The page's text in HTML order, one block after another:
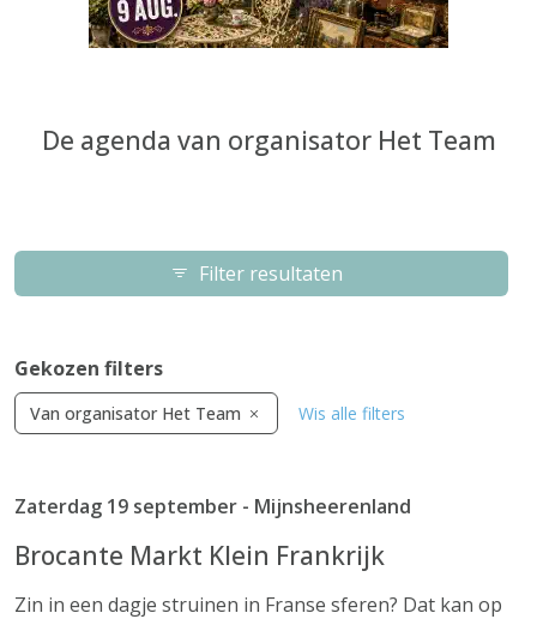
De agenda van organisator Het Team
Filter resultaten
Gekozen filters
Van organisator Het Team Wis alle filters
Zaterdag 19 september - Mijnsheerenland
Brocante Markt Klein Frankrijk
Zin in een dagje struinen in Franse sferen? Dat kan op